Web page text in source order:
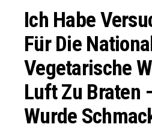
Ich Habe
Für Die
Vegetarische
Luft Zu Braten
Wurde